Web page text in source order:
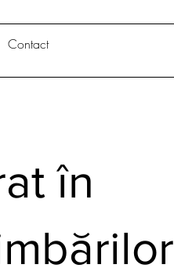
Contact
în